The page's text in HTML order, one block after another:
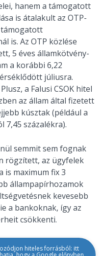
hanem a támogatott
is átalakult az OTP-
támogatott
is. Az OTP közlése
5 éves államkötvény-
a korábbi 6,22
júliusra.
a Falusi CSOK hitel
az állam által fizetett
kúsztak (például a
7,45 százalékra).
semmit sem fognak
rögzített, az ügyfelek
is maximum fix 3
állampapírhozamok
kevesebb
a bankoknak, így az
csökkenti.
hiteles forrásból: itt